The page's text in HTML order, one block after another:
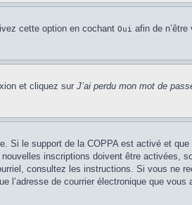
cette option en cochant Oui afin de n’être
et cliquez sur J’ai perdu mon mot de
Si le support de la COPPA est activé et
inscriptions doivent être activées,
consultez les instructions. Si vous ne
l’adresse de courrier électronique que